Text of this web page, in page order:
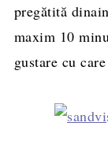
pregătită
maxim 10
gustare cu